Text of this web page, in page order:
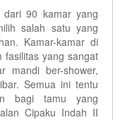
dari 90 kamar yang
salah satu yang
Kamar-kamar di
fasilitas yang sangat
mandi ber-shower,
Semua ini tentu
bagi tamu yang
Cipaku Indah II